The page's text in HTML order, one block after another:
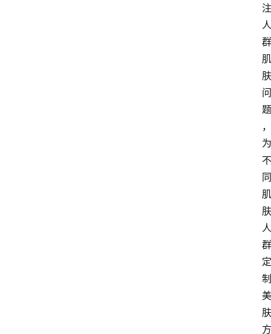
注
人
群
肌
肤
问
题
，
为
不
同
肌
肤
人
群
定
制
美
肤
方